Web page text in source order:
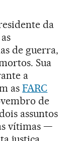
da
de guerra,
Sua
a
asFARC
de
assuntos
vítimas —